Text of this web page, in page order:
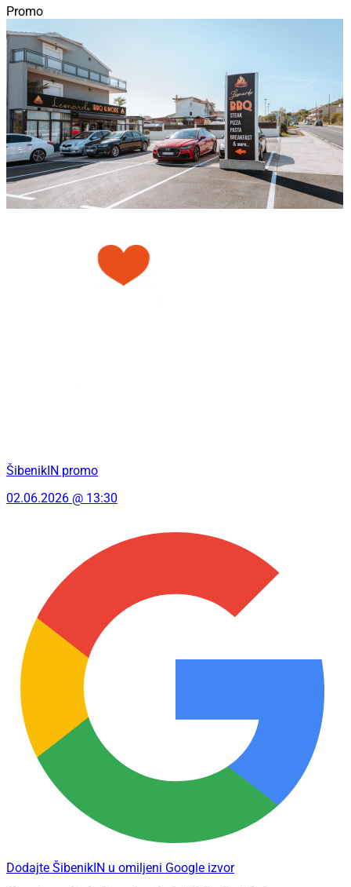
Promo
ŠibenikIN promo
02.06.2026 @ 13:30
Dodajte ŠibenikIN u omiljeni Google izvor